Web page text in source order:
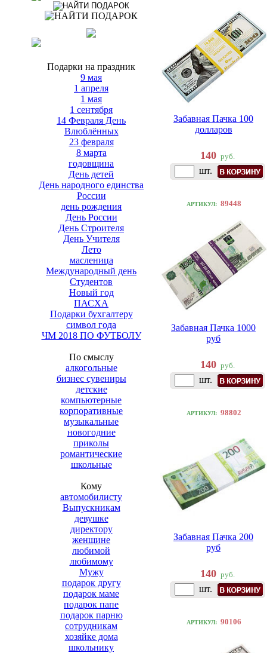
Подарки на праздник
9 мая
1 апреля
1 мая
1 сентября
14 Февраля День
Влюблённых
23 февраля
8 марта
годовщина
День детей
День народного единства
России
день рождения
День России
День Строителя
День Учителя
Лето
масленица
Международный день
Студентов
Новый год
ПАСХА
Подарки бухгалтеру
символ года
ЧМ 2018 ПО ФУТБОЛУ
По смыслу
алкогольные
бизнес сувениры
детские
компьютерные
корпоративные
музыкальные
новогодние
приколы
романтические
школьные
Кому
автомобилисту
Выпускникам
девушке
директору
женщине
любимой
любимому
Мужу
подарок другу
подарок маме
подарок папе
подарок парню
сотрудникам
хозяйке дома
школьнику
Забавная Пачка 100
долларов
140 руб.
шт.
АРТИКУЛ: 89448
Забавная Пачка 1000
руб
140 руб.
шт.
АРТИКУЛ: 98802
Забавная Пачка 200
руб
140 руб.
шт.
АРТИКУЛ: 90106